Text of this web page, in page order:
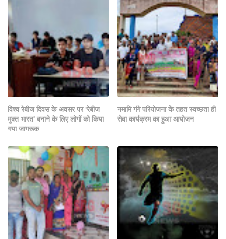
विश्व रेबीज दिवस के अवसर पर 'रेबीज
मुक्त भारत' बनाने के लिए लोगों को किया
गया जागरूक
नमामि गंगे परियोजना के तहत स्वच्छता ही
सेवा कार्यक्रम का हुआ आयोजन